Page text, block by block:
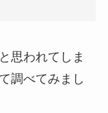
ーポレーシ
思われてしま
調べてみまし